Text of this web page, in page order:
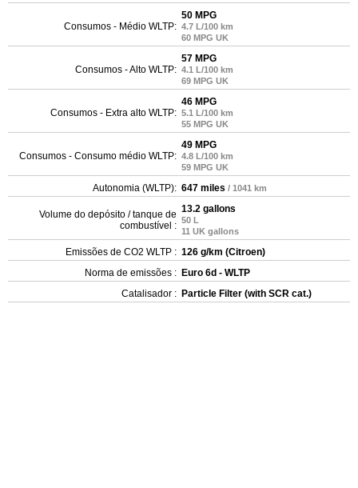
Consumos - Médio WLTP:
50 MPG
4.7 L/100 km
60 MPG UK
Consumos - Alto WLTP:
57 MPG
4.1 L/100 km
69 MPG UK
Consumos - Extra alto WLTP:
46 MPG
5.1 L/100 km
55 MPG UK
Consumos - Consumo médio WLTP:
49 MPG
4.8 L/100 km
59 MPG UK
Autonomia (WLTP): 647 miles / 1041 km
Volume do depósito / tanque de
combustível :
13.2 gallons
50 L
11 UK gallons
Emissões de CO2 WLTP : 126 g/km (Citroen)
Norma de emissões : Euro 6d - WLTP
Catalisador : Particle Filter (with SCR cat.)